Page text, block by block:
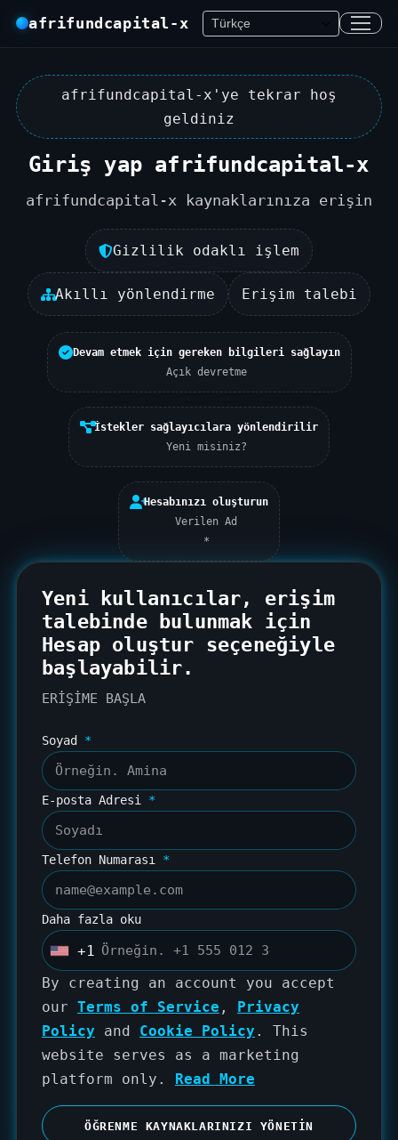
afrifundcapital-x
afrifundcapital-x'ye tekrar hoş
geldiniz
Giriş yap afrifundcapital-x
afrifundcapital-x kaynaklarınıza erişin
Gizlilik odaklı işlem
Akıllı yönlendirme Erişim talebi
Devam etmek için gereken bilgileri sağlayın
Açık devretme
İstekler sağlayıcılara yönlendirilir
Yeni misiniz?
Hesabınızı oluşturun
Verilen Ad
*
Yeni kullanıcılar, erişim
talebinde bulunmak için
Hesap oluştur seçeneğiyle
başlayabilir.
ERİŞİME BAŞLA
Soyad *
E-posta Adresi *
Telefon Numarası *
Daha fazla oku
U
i
t
e
d
S
+1
By creating an account you accept
our Terms of Service ,
Privacy
Policy and Cookie Policy . This
website serves as a marketing
platform only.
Read More
ÖĞRENME KAYNAKLARINIZI YÖNETIN